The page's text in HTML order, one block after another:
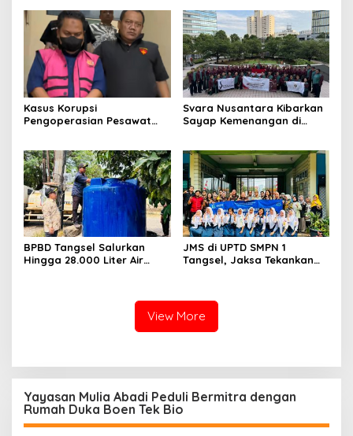
23
Sentuhan Kemanusiaan dan
Keberlanjutan
Kasus Korupsi
Pengoperasian Pesawat
Tersangka
Svara Nusantara Kibarkan
Sayap Kemenangan di
BPBD Tangsel Salurkan
Hingga 28.000 Liter Air
JMS di UPTD SMPN 1
Tangsel, Jaksa Tekankan
View More
Yayasan Mulia Abadi Peduli Bermitra dengan
Rumah Duka Boen Tek Bio